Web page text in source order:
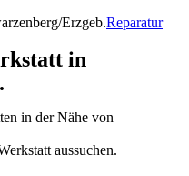
Erzgeb.Reparatur
in
in der Nähe von
aussuchen.